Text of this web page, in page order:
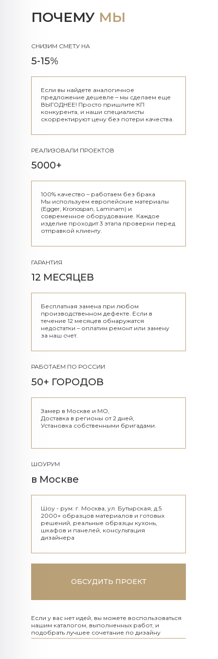
ПОЧЕМУ МЫ
СНИЗИМ СМЕТУ НА
5-15%
Если вы найдете аналогичное
предложение дешевле – мы сделаем еще
ВЫГОДНЕЕ! Просто пришлите КП
конкурента, и наши специалисты
скорректируют цену без потери качества.
РЕАЛИЗОВАЛИ ПРОЕКТОВ
5000+
100% качество – работаем без брака
Мы используем европейские материалы
(Egger, Kronospan, Laminam) и
современное оборудование. Каждое
изделие проходит 3 этапа проверки перед
отправкой клиенту.
ГАРАНТИЯ
12 МЕСЯЦЕВ
Бесплатная замена при любом
производственном дефекте. Если в
течение 12 месяцев обнаружатся
недостатки – оплатим ремонт или замену
за наш счет.
РАБОТАЕМ ПО РОССИИ
50+ ГОРОДОВ
Замер в Москве и МО,
Доставка в регионы от 2 дней,
Установка собственными бригадами.
ШОУРУМ
в Москве
Шоу - рум: г. Москва, ул. Бутырская, д.5
2000+ образцов материалов и готовых
решений, реальные образцы кухонь,
шкафов и панелей, консультация
дизайнера
ОБСУДИТЬ ПРОЕКТ
Если у вас нет идей, вы можете воспользоваться
нашим каталогом, выполненных работ, и
подобрать лучшее сочетание по дизайну